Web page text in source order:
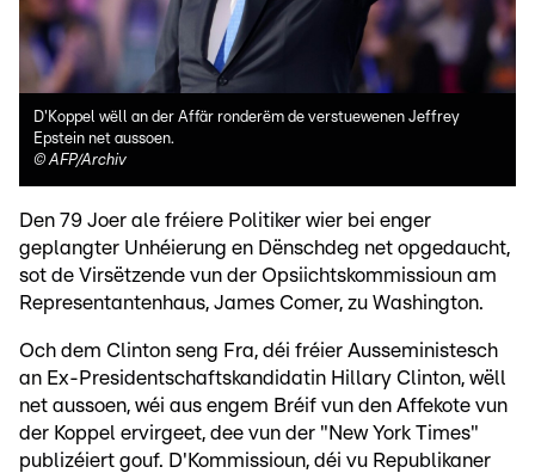
D'Koppel wëll an der Affär ronderëm de verstuewenen Jeffrey
Epstein net aussoen.
©AFP/Archiv
Den 79 Joer ale fréiere Politiker wier bei enger
geplangter Unhéierung en Dënschdeg net opgedaucht,
sot de Virsëtzende vun der Opsiichtskommissioun am
Representantenhaus, James Comer, zu Washington.
Och dem Clinton seng Fra, déi fréier Ausseministesch
an Ex-Presidentschaftskandidatin Hillary Clinton, wëll
net aussoen, wéi aus engem Bréif vun den Affekote vun
der Koppel ervirgeet, dee vun der "New York Times"
publizéiert gouf. D'Kommissioun, déi vu Republikaner